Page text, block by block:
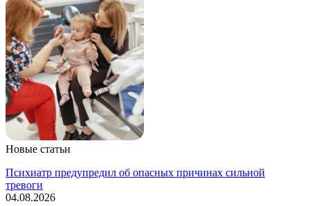
Новые статьи
Психиатр предупредил об опасных причинах сильной
тревоги
04.08.2026